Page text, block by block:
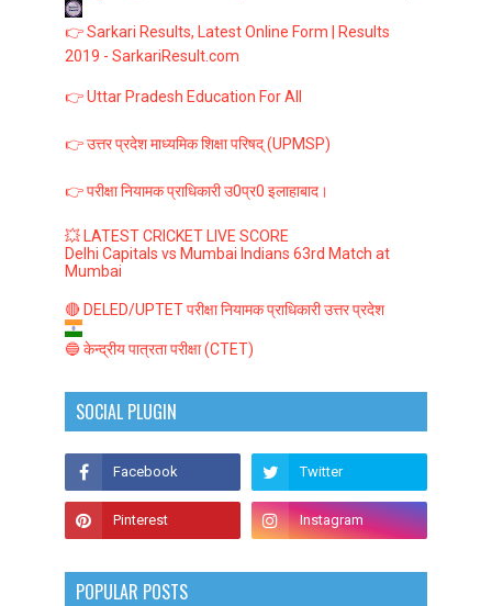
👉 Sarkari Results, Latest Online Form | Results
2019 - SarkariResult.com
👉 Uttar Pradesh Education For All
👉 उत्तर प्रदेश माध्यमिक शिक्षा परिषद् (UPMSP)
👉 परीक्षा नियामक प्राधिकारी उ0प्र0 इलाहाबाद।
💥 LATEST CRICKET LIVE SCORE
Delhi Capitals vs Mumbai Indians 63rd Match at
Mumbai
🔴 DELED/UPTET परीक्षा नियामक प्राधिकारी उत्तर प्रदेश
🔵 केन्द्रीय पात्रता परीक्षा (CTET)
SOCIAL PLUGIN
POPULAR POSTS